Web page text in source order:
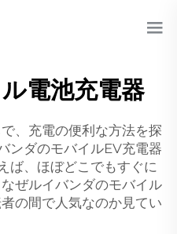
電池充電器
、充電の便利な方法を探
ンダのモバイルEV充電器
ば、ほぼどこでもすぐに
ぜルイバンダのモバイル
の間で人気なのか見てい